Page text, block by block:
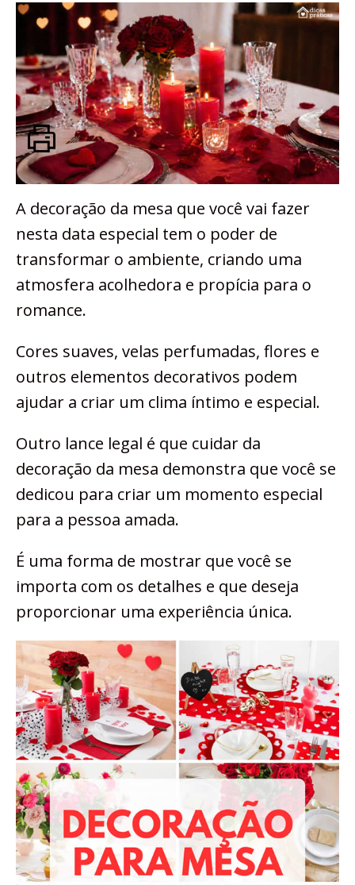
A decoração da mesa que você vai fazer
nesta data especial tem o poder de
transformar o ambiente, criando uma
atmosfera acolhedora e propícia para o
romance.
Cores suaves, velas perfumadas, flores e
outros elementos decorativos podem
ajudar a criar um clima íntimo e especial.
Outro lance legal é que cuidar da
decoração da mesa demonstra que você se
dedicou para criar um momento especial
para a pessoa amada.
É uma forma de mostrar que você se
importa com os detalhes e que deseja
proporcionar uma experiência única.